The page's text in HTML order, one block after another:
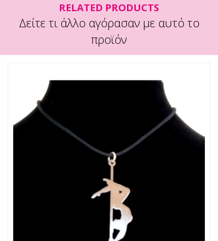
RELATED PRODUCTS
Δείτε τι άλλο αγόρασαν με αυτό το
προϊόν